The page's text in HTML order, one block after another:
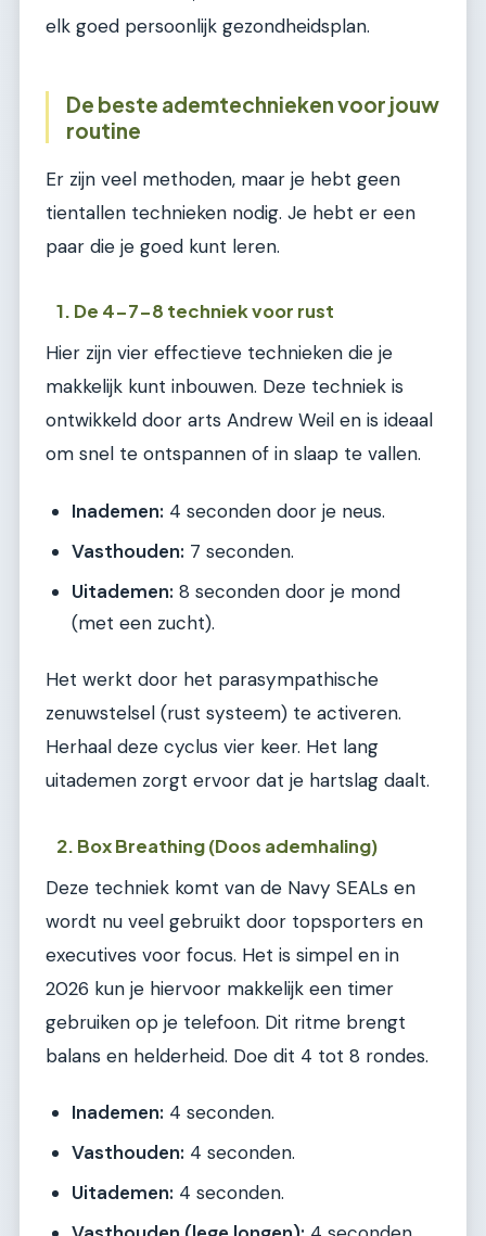
elk goed persoonlijk gezondheidsplan.
De beste ademtechnieken voor jouw
routine
Er zijn veel methoden, maar je hebt geen
tientallen technieken nodig. Je hebt er een
paar die je goed kunt leren.
1. De 4-7-8 techniek voor rust
Hier zijn vier effectieve technieken die je
makkelijk kunt inbouwen. Deze techniek is
ontwikkeld door arts Andrew Weil en is ideaal
om snel te ontspannen of in slaap te vallen.
Inademen: 4 seconden door je neus.
Vasthouden: 7 seconden.
Uitademen: 8 seconden door je mond
(met een zucht).
Het werkt door het parasympathische
zenuwstelsel (rust systeem) te activeren.
Herhaal deze cyclus vier keer. Het lang
uitademen zorgt ervoor dat je hartslag daalt.
2. Box Breathing (Doos ademhaling)
Deze techniek komt van de Navy SEALs en
wordt nu veel gebruikt door topsporters en
executives voor focus. Het is simpel en in
2026 kun je hiervoor makkelijk een timer
gebruiken op je telefoon. Dit ritme brengt
balans en helderheid. Doe dit 4 tot 8 rondes.
Inademen: 4 seconden.
Vasthouden: 4 seconden.
Uitademen: 4 seconden.